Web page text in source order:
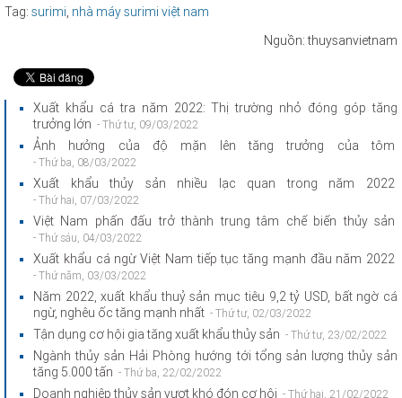
Tag: surimi, nhà máy surimi việt nam
Nguồn: thuysanvietnam
Xuất khẩu cá tra năm 2022: Thị trường nhỏ đóng góp tăng
trưởng lớn - Thứ tư, 09/03/2022
Ảnh hưởng của độ mặn lên tăng trưởng của tôm
- Thứ ba, 08/03/2022
Xuất khẩu thủy sản nhiều lạc quan trong năm 2022
- Thứ hai, 07/03/2022
Việt Nam phấn đấu trở thành trung tâm chế biến thủy sản
- Thứ sáu, 04/03/2022
Xuất khẩu cá ngừ Việt Nam tiếp tục tăng mạnh đầu năm 2022
- Thứ năm, 03/03/2022
Năm 2022, xuất khẩu thuỷ sản mục tiêu 9,2 tỷ USD, bất ngờ cá
ngừ, nghêu ốc tăng mạnh nhất - Thứ tư, 02/03/2022
Tận dụng cơ hội gia tăng xuất khẩu thủy sản - Thứ tư, 23/02/2022
Ngành thủy sản Hải Phòng hướng tới tổng sản lượng thủy sản
tăng 5.000 tấn - Thứ ba, 22/02/2022
Doanh nghiệp thủy sản vượt khó đón cơ hội - Thứ hai, 21/02/2022